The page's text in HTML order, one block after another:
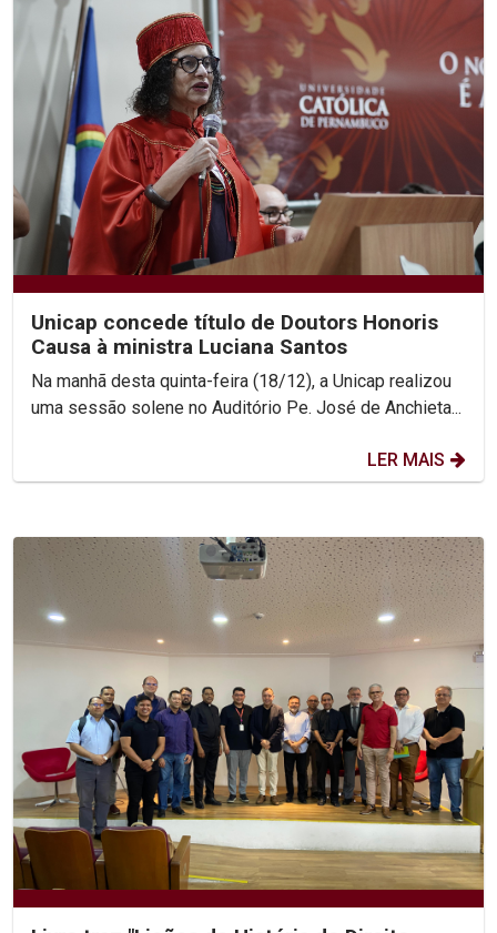
Unicap concede título de Doutors Honoris
Causa à ministra Luciana Santos
Na manhã desta quinta-feira (18/12), a Unicap realizou
uma sessão solene no Auditório Pe. José de Anchieta...
LER MAIS